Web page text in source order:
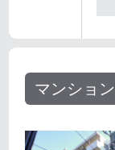
マンション